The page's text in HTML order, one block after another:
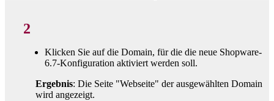
2
Klicken Sie auf die Domain, für die die neue Shopware-
6.7-Konfiguration aktiviert werden soll.
Ergebnis: Die Seite "Webseite" der ausgewählten Domain
wird angezeigt.